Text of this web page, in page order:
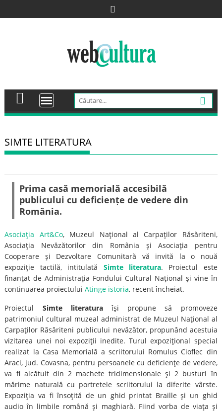
to
SIMTE LITERATURA
Prima casă memorială accesibilă
publicului cu deficiențe de vedere din
România.
Asociaţia Art&Co, Muzeul Naţional al Carpaţilor Răsăriteni,
Asociaţia Nevăzătorilor din România şi Asociaţia pentru
Cooperare şi Dezvoltare Comunitară vă invită la o nouă
expoziţie tactilă, intitulată Simte literatura. Proiectul este
finanţat de Administraţia Fondului Cultural Naţional şi vine în
continuarea proiectuluiAtinge istoria, recent încheiat.
Proiectul Simte literaturaîşi propune să promoveze
patrimoniul cultural muzeal administrat de Muzeul Naţional al
Carpaţilor Răsăriteni publicului nevăzător, propunând acestuia
vizitarea unei noi expoziţii inedite. Turul expoziţional special
realizat la Casa Memorială a scriitorului Romulus Cioflec din
Araci, jud. Covasna, pentru persoanele cu deficienţe de vedere,
va fi alcătuit din 2 machete tridimensionale şi 2 busturi în
mărime naturală cu portretele scriitorului la diferite vârste.
Expoziţia va fi însoţită de un ghid printat Braille şi un ghid
audio în limbile română şi maghiară. Fiind vorba de viaţa şi